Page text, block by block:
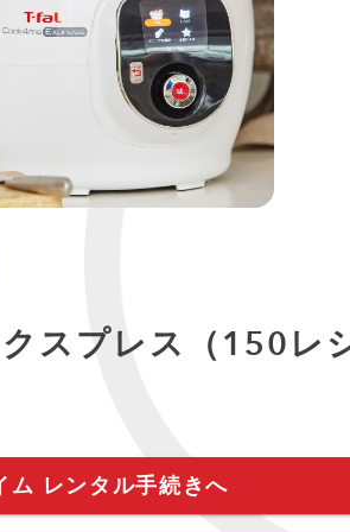
スプレス（150レ
ム レンタル手続きへ